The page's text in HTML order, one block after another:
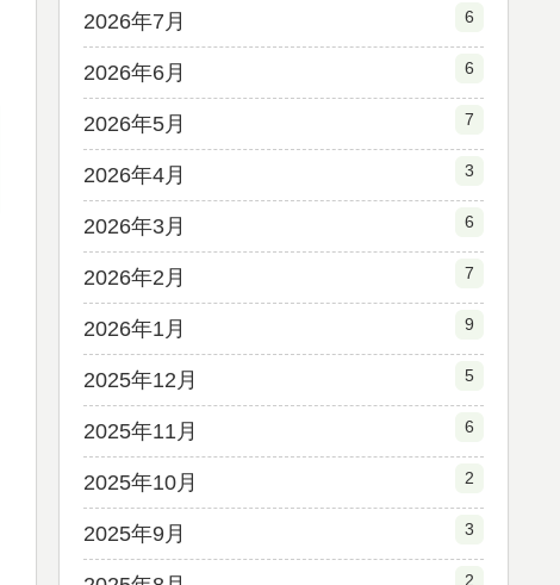
2026年7月 6
2026年6月 6
2026年5月 7
2026年4月 3
2026年3月 6
2026年2月 7
2026年1月 9
2025年12月 5
2025年11月 6
2025年10月 2
2025年9月 3
2